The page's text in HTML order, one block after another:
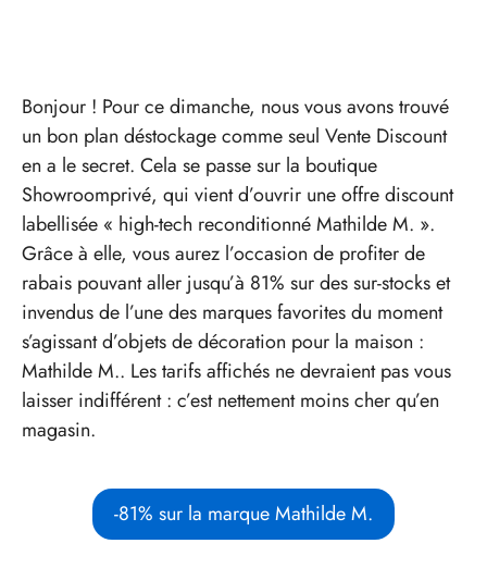
Bonjour ! Pour ce dimanche, nous vous avons trouvé
un bon plan déstockage comme seul Vente Discount
en a le secret. Cela se passe sur la boutique
Showroomprivé, qui vient d’ouvrir une offre discount
labellisée « high-tech reconditionné Mathilde M. ».
Grâce à elle, vous aurez l’occasion de profiter de
rabais pouvant aller jusqu’à 81% sur des sur-stocks et
invendus de l’une des marques favorites du moment
s’agissant d’objets de décoration pour la maison :
Mathilde M.. Les tarifs affichés ne devraient pas vous
laisser indifférent : c’est nettement moins cher qu’en
magasin.
-81% sur la marque Mathilde M.